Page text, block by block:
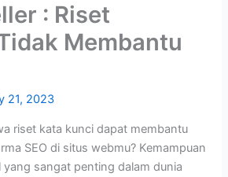
: Riset
Membantu
21, 2023
riset kata kunci dapat membantu
SEO di situs webmu? Kemampuan
yang sangat penting dalam dunia